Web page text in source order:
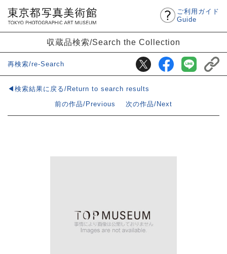
ご利用ガイド
Guide
収蔵品検索/Search the Collection
再検索/re-Search
◀検索結果に戻る/Return to search results
前の作品/Previous
次の作品/Next